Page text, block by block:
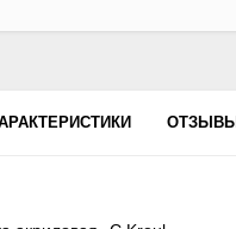
ОТЗЫВЫ